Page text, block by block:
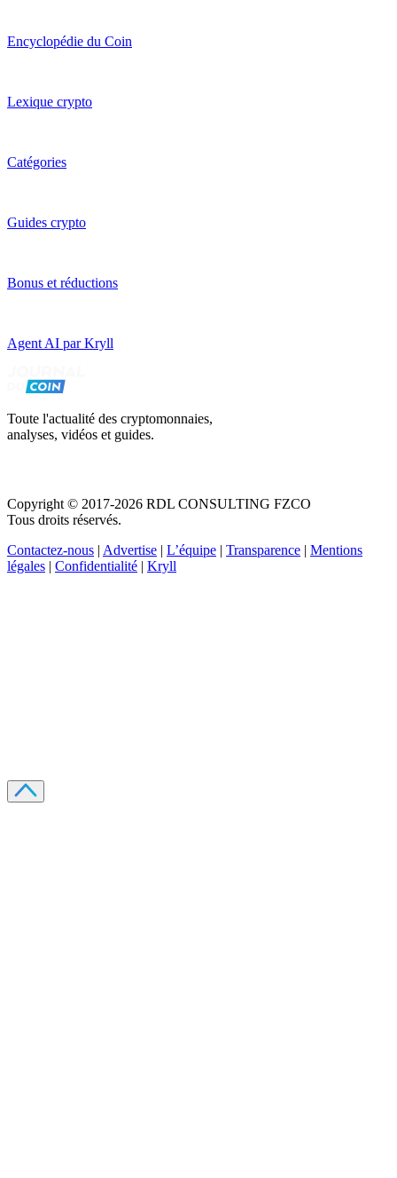
Encyclopédie du Coin
Lexique crypto
Catégories
Guides crypto
Bonus et réductions
Agent AI par Kryll
Toute l'actualité des cryptomonnaies,
analyses, vidéos et guides.
Copyright © 2017-2026 RDL CONSULTING FZCO
Tous droits réservés.
Contactez-nous | Advertise | L’équipe | Transparence | Mentions
légales | Confidentialité | Kryll